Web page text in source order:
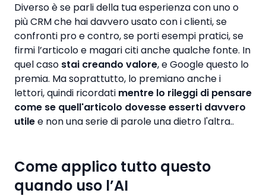
Diverso è se parli della tua esperienza con uno o
più CRM che hai davvero usato con i clienti, se
confronti pro e contro, se porti esempi pratici, se
firmi l’articolo e magari citi anche qualche fonte. In
quel caso stai creando valore, e Google questo lo
premia. Ma soprattutto, lo premiano anche i
lettori, quindi ricordati mentre lo rileggi di pensare
come se quell'articolo dovesse esserti davvero
utilee non una serie di parole una dietro l'altra..
Come applico tutto questo
quando uso l’AI